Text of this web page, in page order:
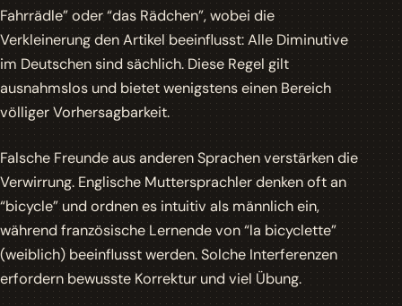
Fahrrädle” oder “das Rädchen”, wobei die
Verkleinerung den Artikel beeinflusst: Alle Diminutive
im Deutschen sind sächlich. Diese Regel gilt
ausnahmslos und bietet wenigstens einen Bereich
völliger Vorhersagbarkeit.
Falsche Freunde aus anderen Sprachen verstärken die
Verwirrung. Englische Muttersprachler denken oft an
“bicycle” und ordnen es intuitiv als männlich ein,
während französische Lernende von “la bicyclette”
(weiblich) beeinflusst werden. Solche Interferenzen
erfordern bewusste Korrektur und viel Übung.